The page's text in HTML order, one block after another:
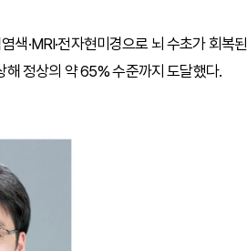
색·MRI·전자현미경으로 뇌 수초가 회복된
해 정상의 약 65% 수준까지 도달했다.